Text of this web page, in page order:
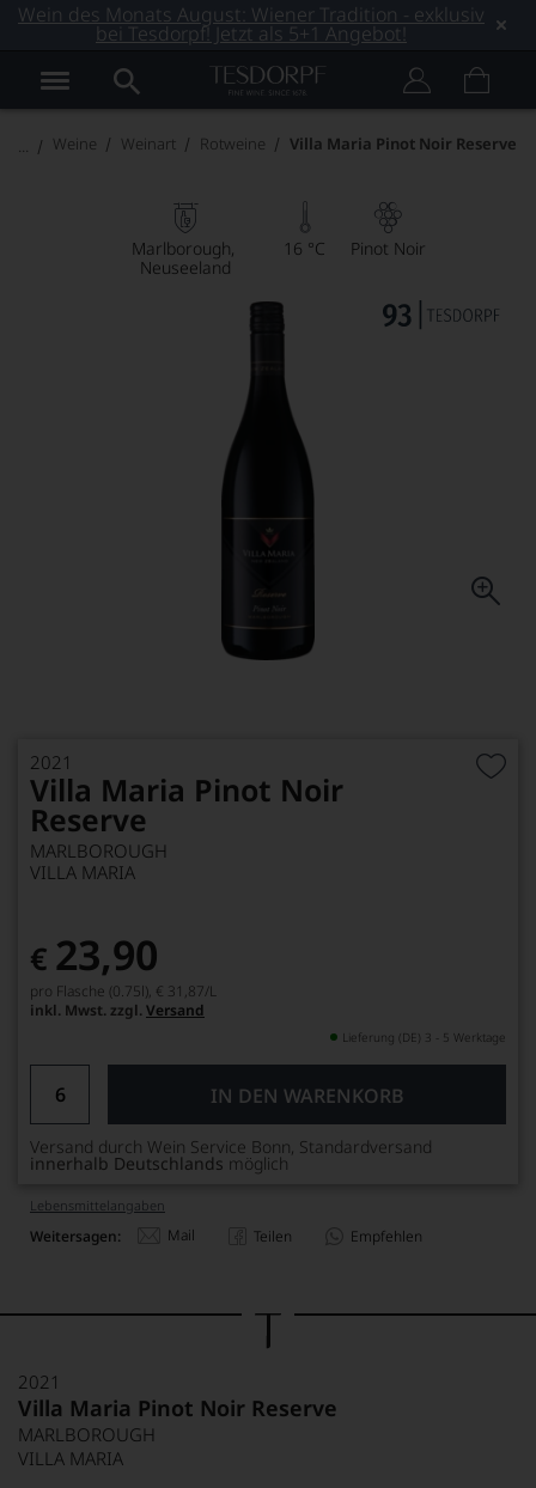
Wein des Monats August: Wiener Tradition - exklusiv
bei Tesdorpf! Jetzt als 5+1 Angebot!
Weine Weinart Rotweine Villa Maria Pinot Noir Reserve
Marlborough
Neuseeland
16 °C Pinot Noir
2021
Villa Maria Pinot Noir
Reserve
MARLBOROUGH
VILLA MARIA
€ 23,90
pro Flasche (0.75l), € 31,87/L
inkl. Mwst. zzgl. Versand
Lieferung (DE) 3 - 5 Werktage
IN DEN WARENKORB
Versand durch Wein Service Bonn, Standardversand
innerhalb Deutschlands möglich
Lebensmittel­angaben
Weitersagen: Mail Teilen Empfehlen
2021
Villa Maria Pinot Noir Reserve
MARLBOROUGH
VILLA MARIA